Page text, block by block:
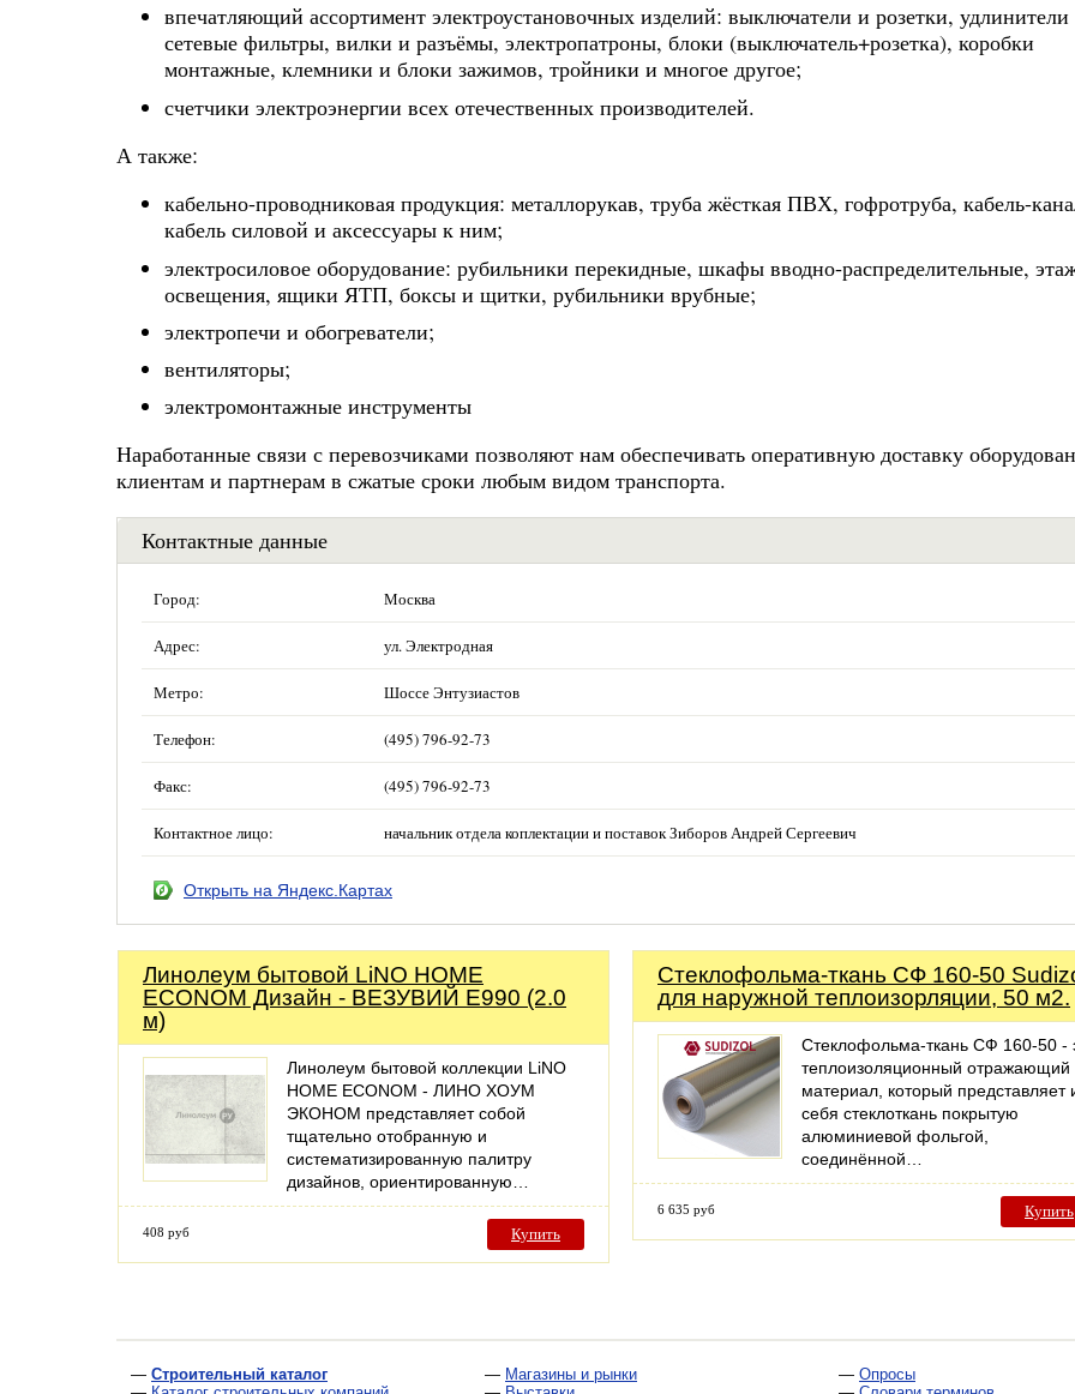
впечатляющий ассортимент электроустановочных изделий: выключатели и розетки,
сетевые фильтры, вилки и разъёмы, электропатроны, блоки (выключатель+розетка), коробки
монтажные, клемники и блоки зажимов, тройники и многое другое;
счетчики электроэнергии всех отечественных производителей.
А также:
кабельно-проводниковая продукция: металлорукав, труба жёсткая ПВХ, гофротруба, кабель-
кабель силовой и аксессуары к ним;
электросиловое оборудование: рубильники перекидные, шкафы вводно-распределительные,
освещения, ящики ЯТП, боксы и щитки, рубильники врубные;
электропечи и обогреватели;
вентиляторы;
электромонтажные инструменты
Наработанные связи с перевозчиками позволяют нам обеспечивать оперативную доставку
клиентам и партнерам в сжатые сроки любым видом транспорта.
Контактные данные
Город: Москва
Адрес: ул. Электродная
Метро: Шоссе Энтузиастов
Телефон: (495) 796-92-73
Факс: (495) 796-92-73
Контактное лицо: начальник отдела коплектации и поставок Зиборов Андрей Сергеевич
Открыть на Яндекс.Картах
Линолеум бытовой LiNO HOME
ECONOM Дизайн - ВЕЗУВИЙ Е990 (2.0
м)
Линолеум бытовой коллекции LiNO
HOME ECONOM - ЛИНО ХОУМ
ЭКОНОМ представляет собой
тщательно отобранную и
систематизированную палитру
дизайнов, ориентированную…
408 руб Купить
Стеклофольма-ткань СФ 160-50
для наружной теплоизорляции, 50 м2.
Стеклофольма-ткань СФ 160-50 -
теплоизоляционный отражающий
материал, который представляет
себя стеклоткань покрытую
алюминиевой фольгой,
соединённой…
6 635 руб Купить
— Строительный каталог
— Магазины и рынки
— Опросы